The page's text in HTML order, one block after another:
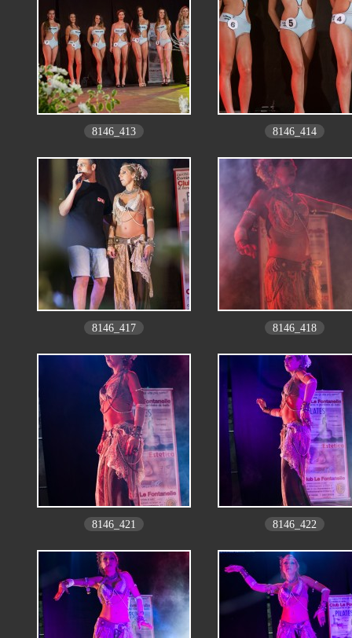
8146_413 8146_414
8146_417 8146_418
8146_421 8146_422